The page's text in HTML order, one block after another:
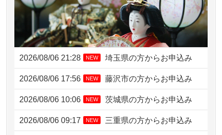
2026/08/06 21:28 NEW 埼玉県の方からお申込み
2026/08/06 17:56 NEW 藤沢市の方からお申込み
2026/08/06 10:06 NEW 茨城県の方からお申込み
2026/08/06 09:17 NEW 三重県の方からお申込み